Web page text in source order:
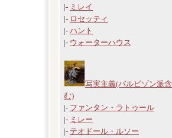
|- ミレイ
|- ロセッティ
|- ハント
|- ウォーターハウス
写実主義(バルビゾン派含
む)
|- ファンタン・ラトゥール
|- ミレー
|- テオドール・ルソー